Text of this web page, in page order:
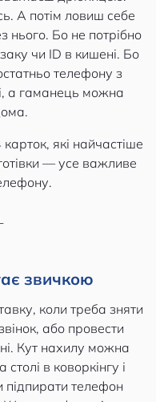
А потім ловиш себе
нього. Бо не потрібно
чи ID в кишені. Бо
телефону з
а гаманець можна
які найчастіше
— усе важливе
звичкою
коли треба зняти
або провести
Кут нахилу можна
в коворкінгу і
підпирати телефон